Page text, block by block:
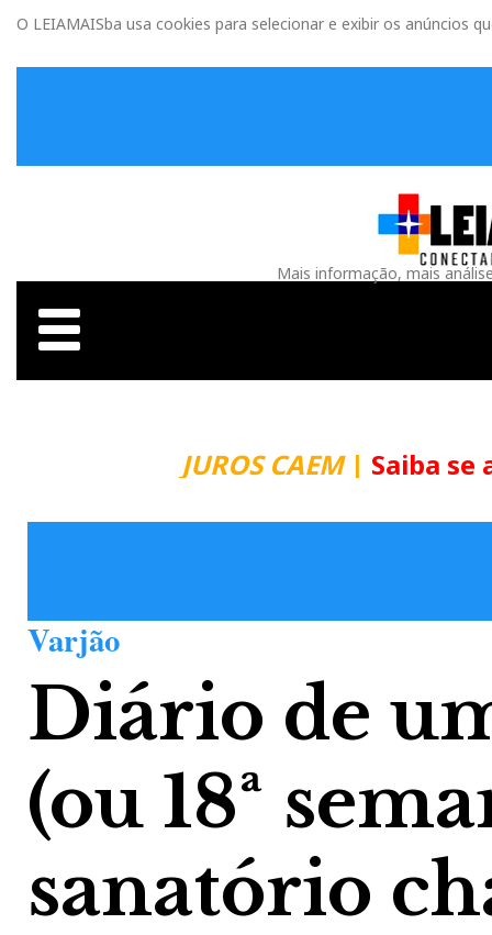
O LEIAMAISba usa cookies para selecionar e exibir os anúncios
Mais informação, mais
JUROS CAEM| Saiba se
Varjão
Diário de
(ou 18ª
sanatório